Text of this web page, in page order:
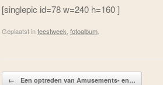
[singlepic id=78 w=240 h=160 ]
Geplaatst infeestweek fotoalbum
Bericht navigatie
← Een optreden van Amusements- en…